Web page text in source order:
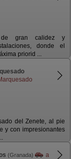
gran calidez y
donde el
priorid ...
del Zenete, al pie
y con impresionantes
(Granada)
a